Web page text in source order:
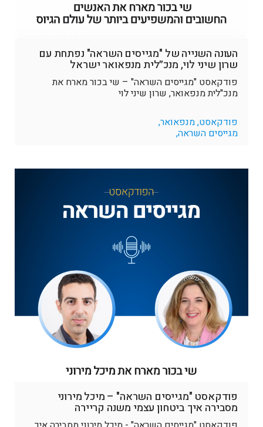
העונה השנייה של "מגייסים השראה" נפתחת עם
שרון שיני לוי, מנכ״לית מנפאואר ישראל
פודקאסט "מגייסים השראה" – שי בכור מארח את
מנכ"לית מנפאואר, שרון שיני לוי
פודקאסט, מנפאואר,
מגייסים השראה,
פודקאסט "מגייסים השראה" – מיכל מירוני
מסבירה איך ביטחון עצמי משנה קריירה